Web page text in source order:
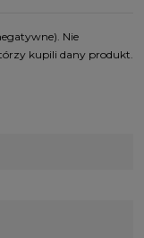
Nie
kupili dany produkt.